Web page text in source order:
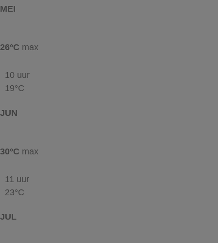
MEI
26°C max
10 uur
19°C
JUN
30°C max
11 uur
23°C
JUL